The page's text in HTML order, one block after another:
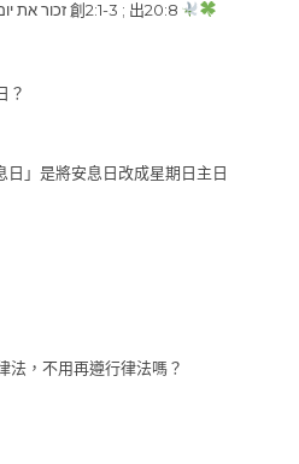
《當記念安息日》 זכור את יום השבת 創2:1-3 ; 出20:8
？
日」是將安息日改成星期日主日
法，不用再遵行律法嗎？